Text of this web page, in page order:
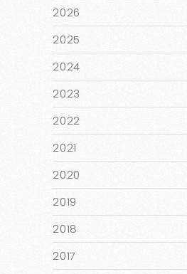
2026
2025
2024
2023
2022
2021
2020
2019
2018
2017